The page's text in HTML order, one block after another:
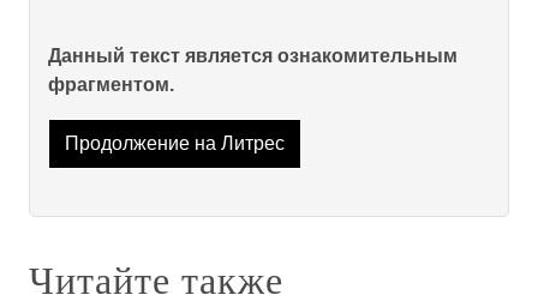
Данный текст является ознакомительным
фрагментом.
Продолжение на Литрес
Читайте также